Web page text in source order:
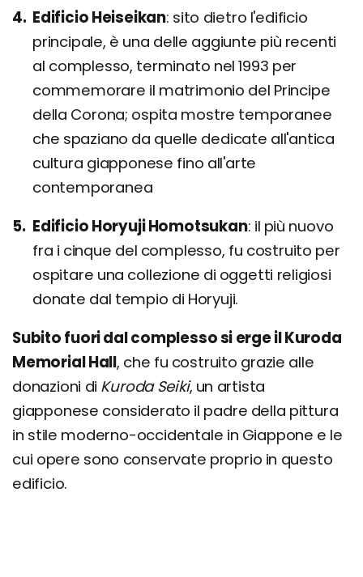
Edificio Heiseikan sito dietro l'edificio
principale, è una delle aggiunte più recenti
al complesso, terminato nel 1993 per
commemorare il matrimonio del Principe
della Corona; ospita mostre temporanee
che spaziano da quelle dedicate all'antica
cultura giapponese fino all'arte
contemporanea
Edificio Horyuji Homotsukan il più nuovo
fra i cinque del complesso, fu costruito per
ospitare una collezione di oggetti religiosi
donate dal tempio di Horyuji.
Subito fuori dal complesso si erge il Kuroda
Memorial Hall, che fu costruito grazie alle
donazioni di Kuroda Seiki, un artista
giapponese considerato il padre della pittura
in stile moderno-occidentale in Giappone e le
cui opere sono conservate proprio in questo
edificio.